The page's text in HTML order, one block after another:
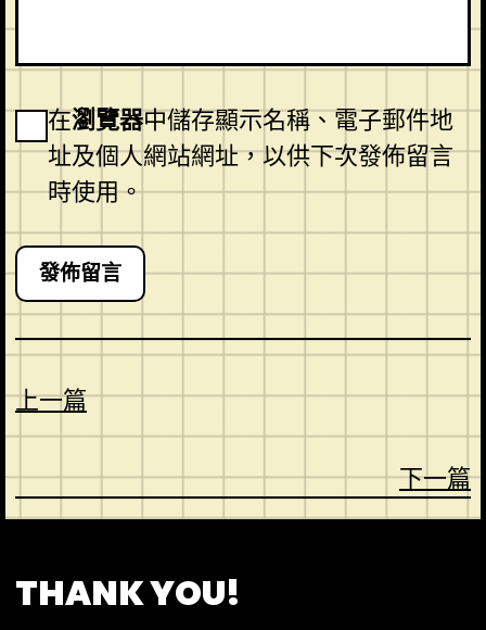
在瀏覽器中儲存顯示名稱、電子郵件地
址及個人網站網址，以供下次發佈留言
時使用。
上一篇
下一篇
THANK YOU!